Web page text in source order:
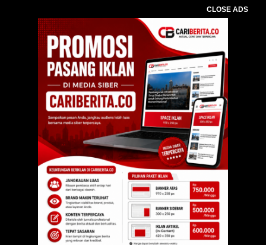
CLOSE ADS